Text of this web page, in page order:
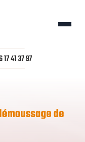
17 41 37 97
de